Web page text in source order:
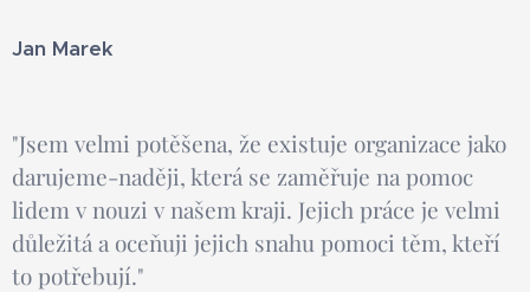
Jan Marek
"Jsem velmi potěšena, že existuje organizace jako
darujeme-naději, která se zaměřuje na pomoc
lidem v nouzi v našem kraji. Jejich práce je velmi
důležitá a oceňuji jejich snahu pomoci těm, kteří
to potřebují."